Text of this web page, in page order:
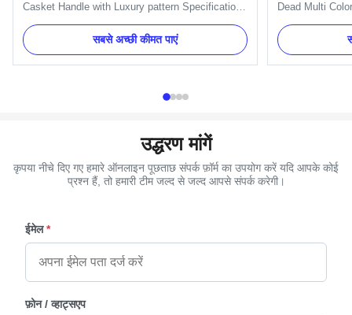
Casket Handle with Luxury pattern Specification:
H9027 handle is used with H9027-1 handle or
H9027 long handle. Main decorate the short side
of the coffin. One set always include 4pcs
Standard handles and 2pcs Short size handles. .
सबसे अच्छी कीमत पाएं
Dead Multi
Material Swing
Optional
8pcs plastic
caps and 2
उद्धरण मांगें
कृपया नीचे दिए गए हमारे ऑनलाइन पूछताछ संपर्क फ़ॉर्म का उपयोग करें यदि आपके कोई
प्रश्न हैं, तो हमारी टीम जल्द से जल्द आपसे संपर्क करेगी।
ईमेल *
फ़ोन / व्हाट्सएप